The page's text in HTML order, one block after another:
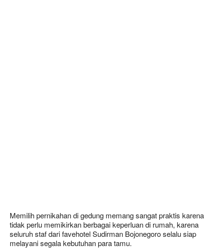
Memilih pernikahan di gedung memang sangat praktis karena
tidak perlu memikirkan berbagai keperluan di rumah, karena
seluruh staf dari favehotel Sudirman Bojonegoro selalu siap
melayani segala kebutuhan para tamu.